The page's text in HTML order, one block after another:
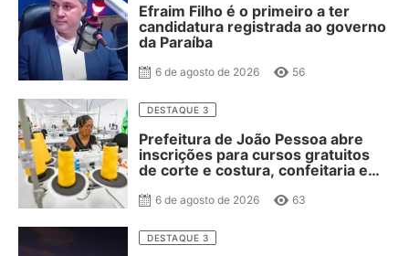
Efraim Filho é o primeiro a ter
candidatura registrada ao governo
da Paraíba
6 de agosto de 2026 56
DESTAQUE 3
Prefeitura de João Pessoa abre
inscrições para cursos gratuitos
de corte e costura, confeitaria e
6 de agosto de 2026 63
DESTAQUE 3